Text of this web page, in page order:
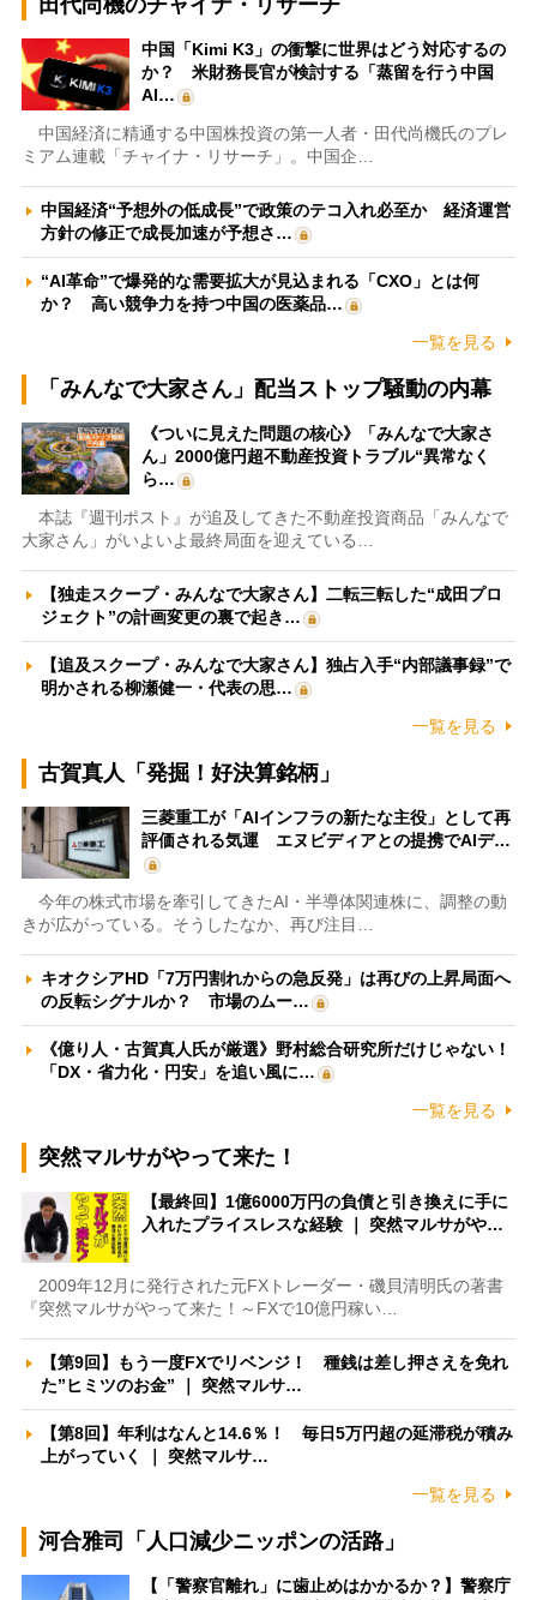
田代尚機のチャイナ・リサーチ
中国「Kimi K3」の衝撃に世界はどう対応するの
か？ 米財務長官が検討する「蒸留を行う中国
AI…
中国経済に精通する中国株投資の第一人者・田代尚機氏のプレ
ミアム連載「チャイナ・リサーチ」。中国企…
中国経済“予想外の低成長”で政策のテコ入れ必至か 経済運営
方針の修正で成長加速が予想さ…
“AI革命”で爆発的な需要拡大が見込まれる「CXO」とは何
か？ 高い競争力を持つ中国の医薬品…
一覧を見る
「みんなで大家さん」配当ストップ騒動の内幕
《ついに見えた問題の核心》「みんなで大家さ
ん」2000億円超不動産投資トラブル“異常なく
ら…
本誌『週刊ポスト』が追及してきた不動産投資商品「みんなで
大家さん」がいよいよ最終局面を迎えている…
【独走スクープ・みんなで大家さん】二転三転した“成田プロ
ジェクト”の計画変更の裏で起き…
【追及スクープ・みんなで大家さん】独占入手“内部議事録”で
明かされる柳瀬健一・代表の思…
一覧を見る
古賀真人「発掘！好決算銘柄」
三菱重工が「AIインフラの新たな主役」として再
評価される気運 エヌビディアとの提携でAIデ…
今年の株式市場を牽引してきたAI・半導体関連株に、調整の動
きが広がっている。そうしたなか、再び注目…
キオクシアHD「7万円割れからの急反発」は再びの上昇局面へ
の反転シグナルか？ 市場のムー…
《億り人・古賀真人氏が厳選》野村総合研究所だけじゃない！
「DX・省力化・円安」を追い風に…
一覧を見る
突然マルサがやって来た！
【最終回】1億6000万円の負債と引き換えに手に
入れたプライスレスな経験 ｜ 突然マルサがや…
2009年12月に発行された元FXトレーダー・磯貝清明氏の著書
『突然マルサがやって来た！～FXで10億円稼い…
【第9回】もう一度FXでリベンジ！ 種銭は差し押さえを免れ
た”ヒミツのお金” ｜ 突然マルサ…
【第8回】年利はなんと14.6％！ 毎日5万円超の延滞税が積み
上がっていく ｜ 突然マルサ…
一覧を見る
河合雅司「人口減少ニッポンの活路」
【「警察官離れ」に歯止めはかかるか？】警察庁